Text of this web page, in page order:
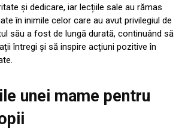
și dedicare, iar lecțiile sale au rămas
în inimile celor care au avut privilegiul de
său a fost de lungă durată, continuând să
întregi și să inspire acțiuni pozitive în
unei mame pentru